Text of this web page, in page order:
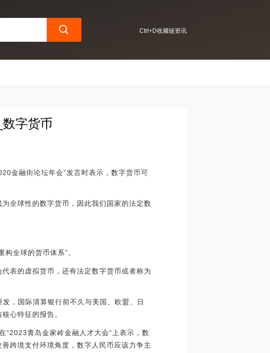
Ctrl+D收藏链资讯
字货币
金融街论坛年会”发言时表示，数字货币可
全球性的数字货币，因此我们国家的法定数
全球的货币体系”。
表的虚拟货币，还有法定数字货币或者称为
，国际清算银行前不久与美国、欧盟、日
心特征的报告。
“2023青岛金家岭金融人才大会“上表示，数
跨境支付环境角度，数字人民币应该力争主